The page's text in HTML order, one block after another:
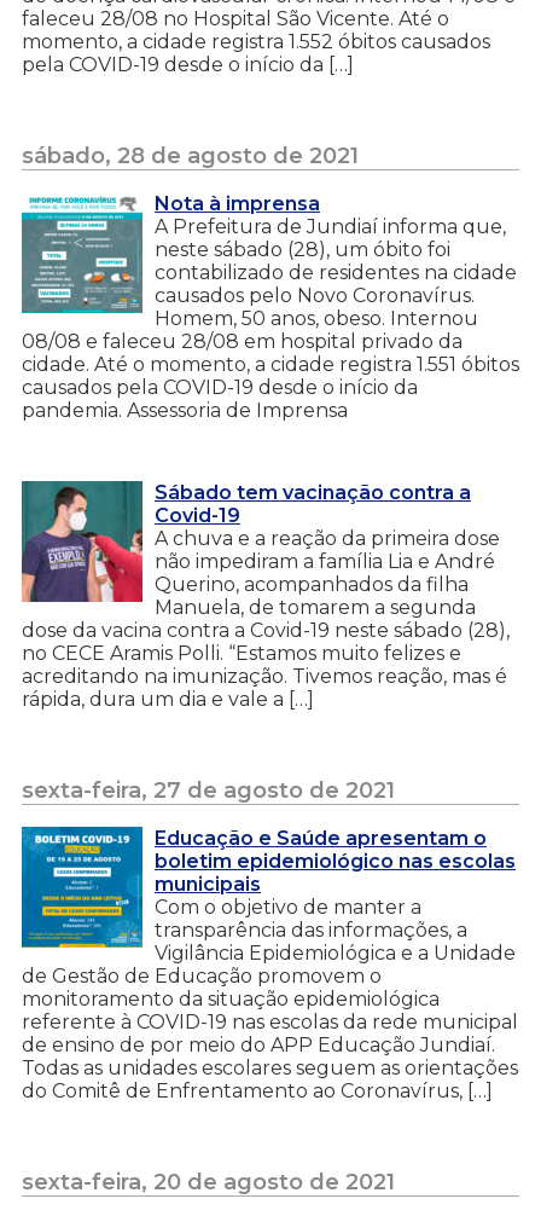
faleceu 28/08 no Hospital São Vicente. Até o
momento, a cidade registra 1.552 óbitos causados
pela COVID-19 desde o início da […]
sábado, 28 de agosto de 2021
Nota à imprensa
A Prefeitura de Jundiaí informa que,
neste sábado (28), um óbito foi
contabilizado de residentes na cidade
causados pelo Novo Coronavírus.
Homem, 50 anos, obeso. Internou
08/08 e faleceu 28/08 em hospital privado da
cidade. Até o momento, a cidade registra 1.551 óbitos
causados pela COVID-19 desde o início da
pandemia. Assessoria de Imprensa
Sábado tem vacinação contra a
Covid-19
A chuva e a reação da primeira dose
não impediram a família Lia e André
Querino, acompanhados da filha
Manuela, de tomarem a segunda
dose da vacina contra a Covid-19 neste sábado (28),
no CECE Aramis Polli. “Estamos muito felizes e
acreditando na imunização. Tivemos reação, mas é
rápida, dura um dia e vale a […]
sexta-feira, 27 de agosto de 2021
Educação e Saúde apresentam o
boletim epidemiológico nas escolas
municipais
Com o objetivo de manter a
transparência das informações, a
Vigilância Epidemiológica e a Unidade
de Gestão de Educação promovem o
monitoramento da situação epidemiológica
referente à COVID-19 nas escolas da rede municipal
de ensino de por meio do APP Educação Jundiaí.
Todas as unidades escolares seguem as orientações
do Comitê de Enfrentamento ao Coronavírus, […]
sexta-feira, 20 de agosto de 2021